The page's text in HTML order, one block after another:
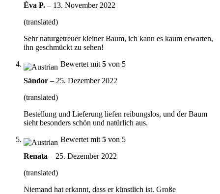
Éva P. – 13. November 2022
(translated)
Sehr naturgetreuer kleiner Baum, ich kann es kaum erwarten,
ihn geschmückt zu sehen!
Bewertet mit 5 von 5
Sándor – 25. Dezember 2022
(translated)
Bestellung und Lieferung liefen reibungslos, und der Baum
sieht besonders schön und natürlich aus.
Bewertet mit 5 von 5
Renata – 25. Dezember 2022
(translated)
Niemand hat erkannt, dass er künstlich ist. Große